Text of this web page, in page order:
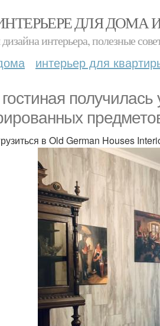
ДЛЯ ДОМА
интерьера, полезные
интерьер для
в Old German Houses